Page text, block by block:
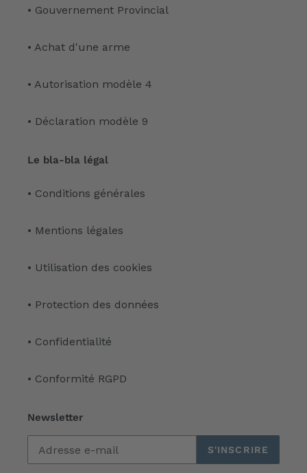
• Gouvernement Provincial
• Achat d'une arme
• Autorisation modèle 4
• Déclaration modèle 9
Le bla-bla légal
• Conditions générales
• Mentions légales
• Utilisation des cookies
• Protection des données
• Confidentialité
• Conformité RGPD
Newsletter
S'INSCRIRE